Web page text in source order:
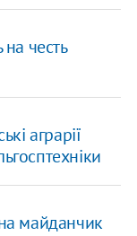
честь
аграрії
майданчик